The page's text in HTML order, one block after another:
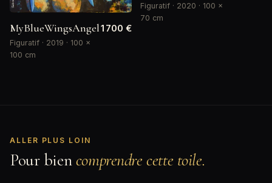
MyBlueWingsAngel
Figuratif · 2019 · 100 ×
100 cm
1 700 €
Figuratif · 2020 · 100 ×
70 cm
ALLER PLUS LOIN
Pour biencomprendre cette toile.